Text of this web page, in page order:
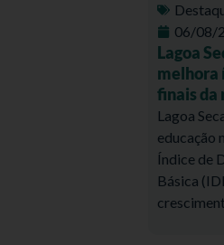
06/08/
Lagoa
melhora
finais da
Lagoa
educação
Índice de
Básica